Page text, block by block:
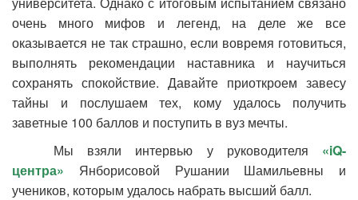
очень много мифов и легенд, на деле же все
оказывается не так страшно, если вовремя готовиться,
выполнять рекомендации наставника и научиться
сохранять спокойствие. Давайте приоткроем завесу
тайны и послушаем тех, кому удалось получить
заветные 100 баллов и поступить в вуз мечты.
Мы взяли интервью у руководителя «iQ-
центра»
Янборисовой Рушании Шамильевны и
учеников, которым удалось набрать высший балл.